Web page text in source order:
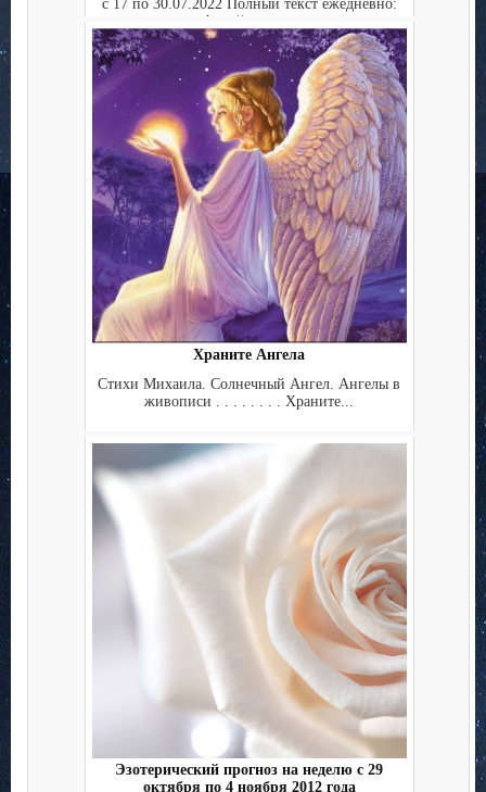
с 17 по 30.07.2022 Полный текст ежедневно:
http://starga...
Храните Ангела
Стихи Михаила. Солнечный Ангел. Ангелы в
живописи . . . . . . . . Храните...
Эзотерический прогноз на неделю с 29
октября по 4 ноября 2012 года